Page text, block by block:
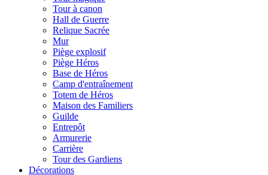
Tour à canon
Hall de Guerre
Relique Sacrée
Mur
Piège explosif
Piège Héros
Base de Héros
Camp d'entraînement
Totem de Héros
Maison des Familiers
Guilde
Entrepôt
Armurerie
Carrière
Tour des Gardiens
Décorations